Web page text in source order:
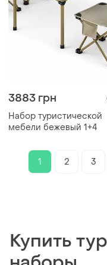
3883 грн
Набор туристической
мебели бежевый 1+4
1 2 3
Купить